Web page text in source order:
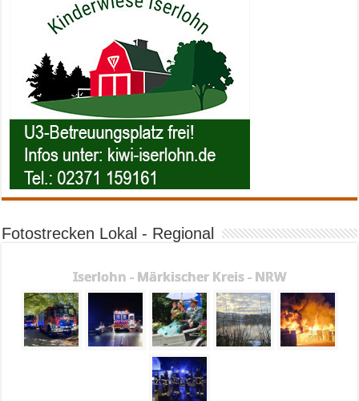
Fotostrecken Lokal - Regional
Iserlohn - Märkischer Kreis - NRW